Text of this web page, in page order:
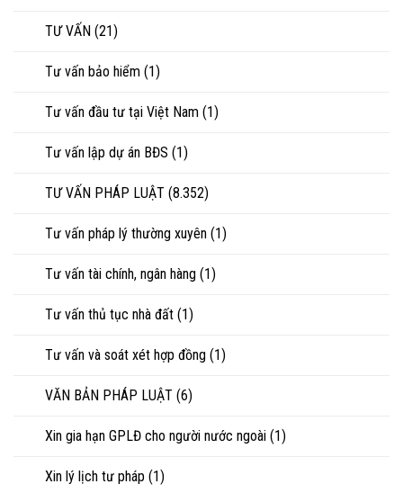
TƯ VẤN (21)
Tư vấn bảo hiểm (1)
Tư vấn đầu tư tại Việt Nam (1)
Tư vấn lập dự án BĐS (1)
TƯ VẤN PHÁP LUẬT (8.352)
Tư vấn pháp lý thường xuyên (1)
Tư vấn tài chính, ngân hàng (1)
Tư vấn thủ tục nhà đất (1)
Tư vấn và soát xét hợp đồng (1)
VĂN BẢN PHÁP LUẬT (6)
Xin gia hạn GPLĐ cho người nước ngoài (1)
Xin lý lịch tư pháp (1)